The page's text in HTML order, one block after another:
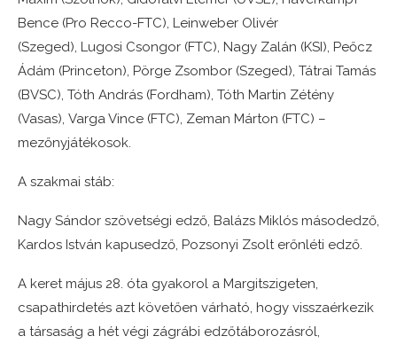
Bence (Pro Recco-FTC), Leinweber Olivér
(Szeged), Lugosi Csongor (FTC), Nagy Zalán (KSI), Peőcz
Ádám (Princeton), Pörge Zsombor (Szeged), Tátrai Tamás
(BVSC), Tóth András (Fordham), Tóth Martin Zétény
(Vasas), Varga Vince (FTC), Zeman Márton (FTC) –
mezőnyjátékosok.
A szakmai stáb:
Nagy Sándor szövetségi edző, Balázs Miklós másodedző,
Kardos István kapusedző, Pozsonyi Zsolt erőnléti edző.
A keret május 28. óta gyakorol a Margitszigeten,
csapathirdetés azt követően várható, hogy visszaérkezik
a társaság a hét végi zágrábi edzőtáborozásról,